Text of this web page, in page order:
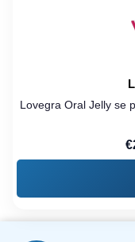
Lovegra Oral Jelly se
€